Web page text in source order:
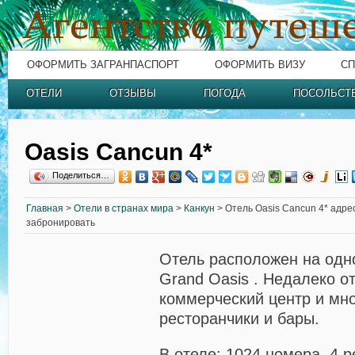
ОФОРМИТЬ ЗАГРАНПАСПОРТ ОФОРМИТЬ ВИЗУ
ОТЕЛИ ОТЗЫВЫ ПОГОДА
Oasis Cancun 4*
Поделиться…
Главная > Отели в странах мира > Канкун > Отель Oasis Cancun 4*
забронировать
Отель расположен на
Grand Oasis . Недалеко
коммерческий центр и
ресторанчики и бары.